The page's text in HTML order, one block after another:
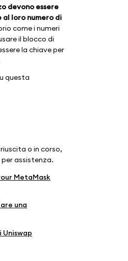
devono essere
al loro numero di
come i numeri
il blocco di
la chiave per
questa
o in corso,
assistenza.
MetaMask
una
Uniswap